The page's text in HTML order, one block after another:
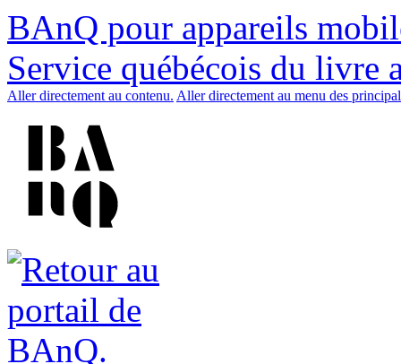
BAnQ pour appareils
Service québécois du livre
Aller directement au contenu. Aller directement au menu des